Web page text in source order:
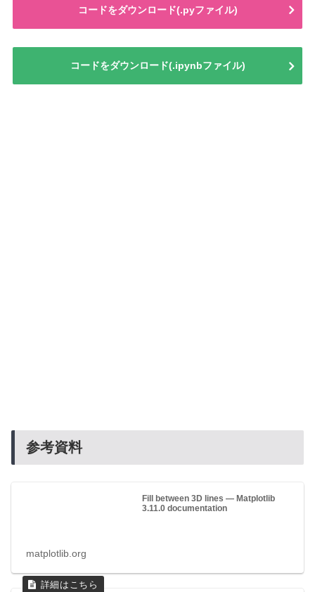
コードをダウンロード(.pyファイル)
コードをダウンロード(.ipynbファイル)
参考資料
Fill between 3D lines — Matplotlib
3.11.0 documentation
matplotlib.org